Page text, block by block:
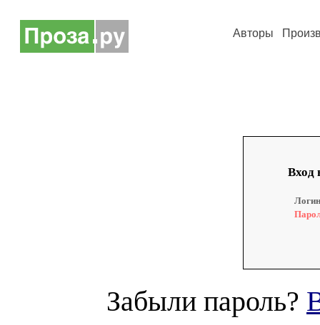
Авторы
Вход
Забыли пароль?